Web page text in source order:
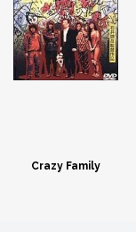
Crazy Family